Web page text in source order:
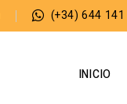
(+34) 644 141
INICIO